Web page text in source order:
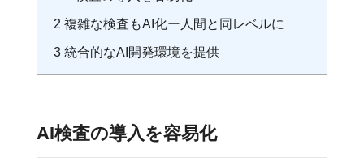
2 複雑な検査もAI化ー人間と同レベルに
3統合的なAI開発環境を提供
AI検査の導入を容易化